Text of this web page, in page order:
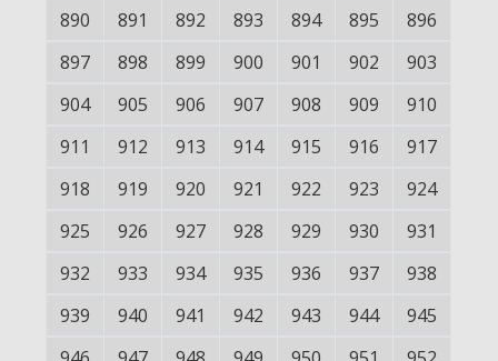
890
891 892 893 894 895
896
897
898 899 900 901 902
903
904
905 906 907 908 909
910
911
912 913 914 915 916
917
918
919 920 921 922 923
924
925
926 927 928 929 930
931
932
933 934 935 936 937
938
939
940 941 942 943 944
945